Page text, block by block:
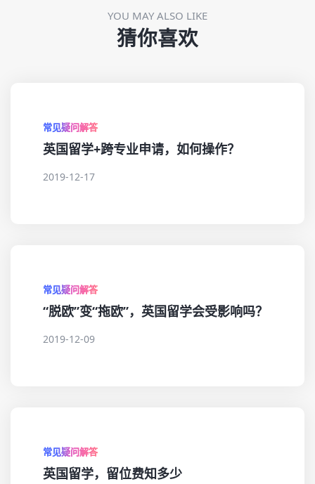
YOU MAY ALSO LIKE
猜你喜欢
常见疑问解答
英国留学+跨专业申请，如何操作？
2019-12-17
常见疑问解答
“脱欧”变“拖欧”，英国留学会受影响吗？
2019-12-09
常见疑问解答
英国留学，留位费知多少